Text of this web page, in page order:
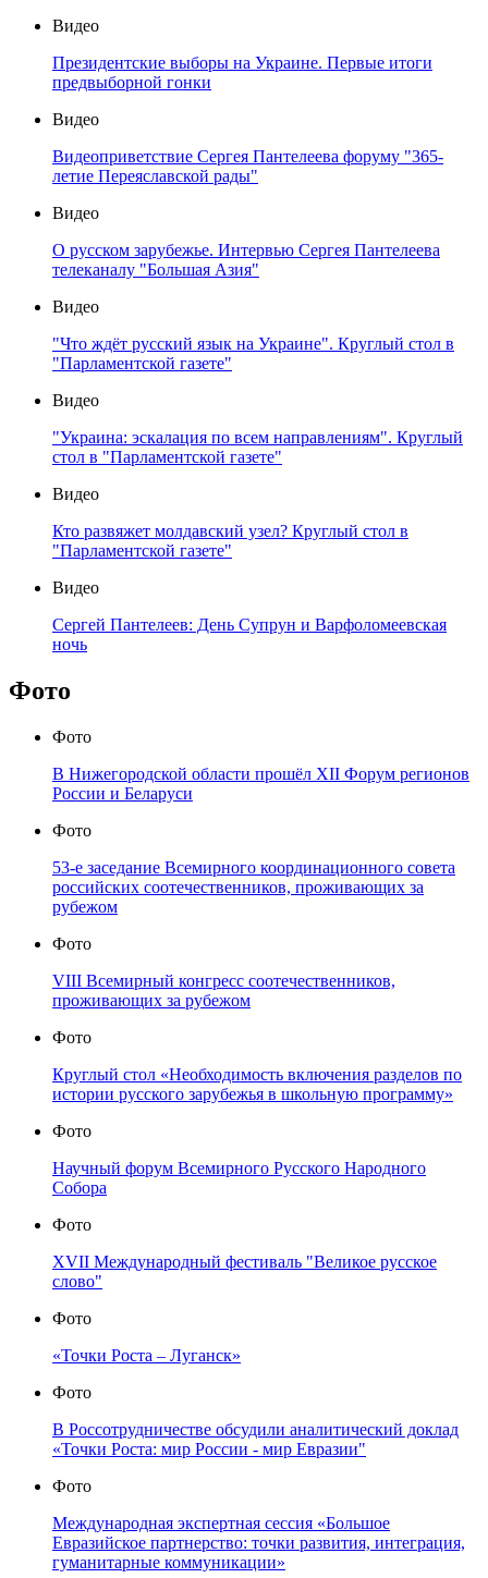
Видео
Президентские выборы на Украине. Первые итоги
предвыборной гонки
Видео
Видеоприветствие Сергея Пантелеева форуму "365-
летие Переяславской рады"
Видео
О русском зарубежье. Интервью Сергея Пантелеева
телеканалу "Большая Азия"
Видео
"Что ждёт русский язык на Украине". Круглый стол в
"Парламентской газете"
Видео
"Украина: эскалация по всем направлениям". Круглый
стол в "Парламентской газете"
Видео
Кто развяжет молдавский узел? Круглый стол в
"Парламентской газете"
Видео
Сергей Пантелеев: День Супрун и Варфоломеевская
ночь
Фото
Фото
В Нижегородской области прошёл XII Форум регионов
России и Беларуси
Фото
53-е заседание Всемирного координационного совета
российских соотечественников, проживающих за
рубежом
Фото
VIII Всемирный конгресс соотечественников,
проживающих за рубежом
Фото
Круглый стол «Необходимость включения разделов по
истории русского зарубежья в школьную программу»
Фото
Научный форум Всемирного Русского Народного
Собора
Фото
XVII Международный фестиваль "Великое русское
слово"
Фото
«Точки Роста – Луганск»
Фото
В Россотрудничестве обсудили аналитический доклад
«Точки Роста: мир России - мир Евразии"
Фото
Международная экспертная сессия «Большое
Евразийское партнерство: точки развития, интеграция,
гуманитарные коммуникации»